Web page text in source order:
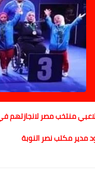
منتخب مصر لانجازتهم
مدير مكتب نصر النوبة